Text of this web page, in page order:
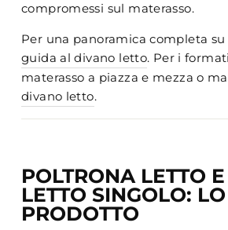
compromessi sul materasso.
Per una panoramica completa
guida al divano letto. Per i
materasso a piazza e mezza o
divano letto.
POLTRONA LETTO
LETTO SINGOLO:
PRODOTTO